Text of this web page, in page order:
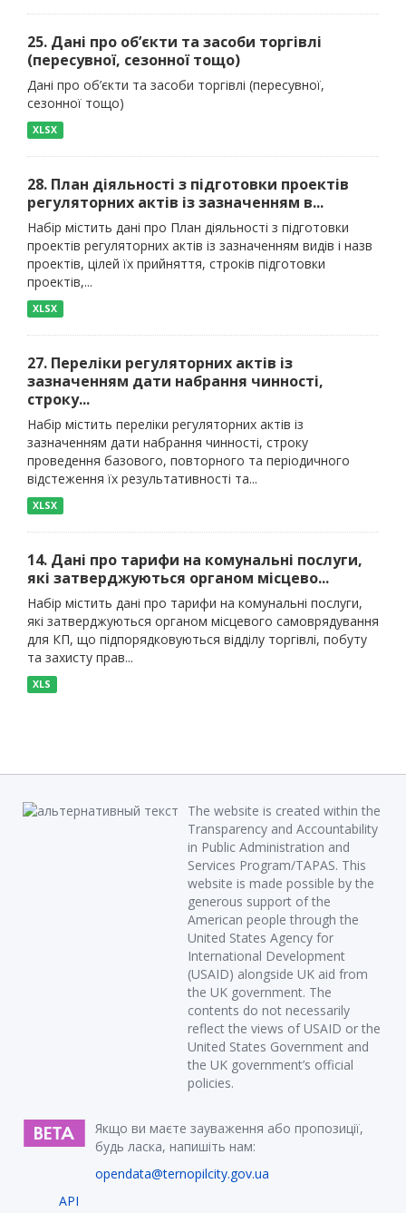
25. Дані про об’єкти та засоби торгівлі
(пересувної, сезонної тощо)
Дані про об’єкти та засоби торгівлі (пересувної,
сезонної тощо)
XLSX
28. План діяльності з підготовки проектів
регуляторних актів із зазначенням в...
Набір містить дані про План діяльності з підготовки
проектів регуляторних актів із зазначенням видів і назв
проектів, цілей їх прийняття, строків підготовки
проектів,...
XLSX
27. Переліки регуляторних актів із
зазначенням дати набрання чинності,
строку...
Набір містить переліки регуляторних актів із
зазначенням дати набрання чинності, строку
проведення базового, повторного та періодичного
відстеження їх результативності та...
XLSX
14. Дані про тарифи на комунальні послуги,
які затверджуються органом місцево...
Набір містить дані про тарифи на комунальні послуги,
які затверджуються органом місцевого самоврядування
для КП, що підпорядковуються відділу торгівлі, побуту
та захисту прав...
XLS
The website is created within the
Transparency and Accountability
in Public Administration and
Services Program/TAPAS. This
website is made possible by the
generous support of the
American people through the
United States Agency for
International Development
(USAID) alongside UK aid from
the UK government. The
contents do not necessarily
reflect the views of USAID or the
United States Government and
the UK government’s official
policies.
Якщо ви маєте зауваження або пропозиції,
будь ласка, напишіть нам:
opendata@ternopilcity.gov.ua
API